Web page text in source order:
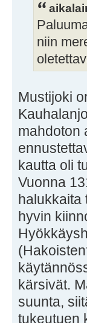
niin
Mustijoki
mahdoton
kautta oli
Vuonna
halukkaita
hyvin
kärsivät.
suunta,
tukeutuen